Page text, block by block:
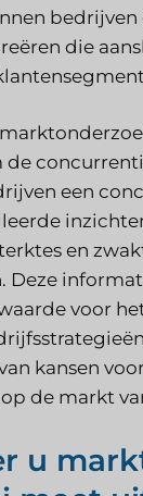
die
de
een
en
Deze
voor
kansen
de markt
u